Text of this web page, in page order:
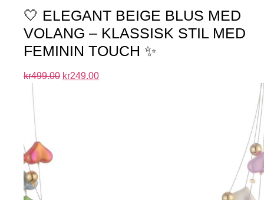
🤍 ELEGANT BEIGE BLUS MED
VOLANG – KLASSISK STIL MED
FEMININ TOUCH ✨
kr499.00 kr249.00